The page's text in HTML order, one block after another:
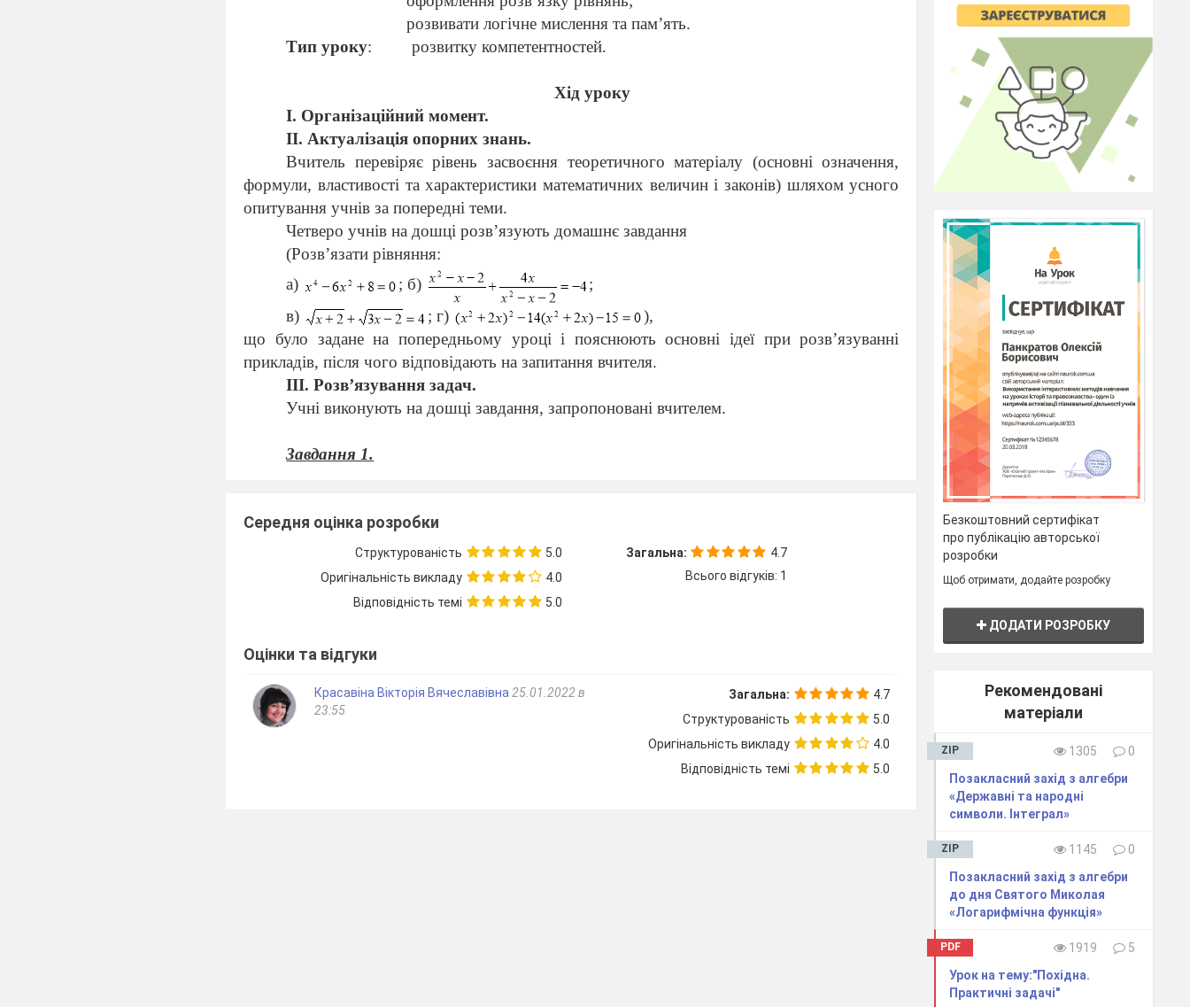
розвивати логічне мислення та пам’ять.
Тип уроку: розвитку компетентностей.
Хід уроку
I. Організаційний момент.
II. Актуалізація опорних знань.
Вчитель перевіряє рівень засвоєння теоретичного матеріалу (основні означення,
формули, властивості та характеристики математичних величин і законів) шляхом усного
опитування учнів за попередні теми.
Четверо учнів на дошці розв’язують домашнє завдання
(Розв’язати рівняння:
а)
; б)
;
в)
; г)
),
що було задане на попередньому уроці і пояснюють основні ідеї при розв’язуванні
прикладів, після чого відповідають на запитання вчителя.
III. Розв’язування задач.
Учні виконують на дошці завдання, запропоновані вчителем.
Завдання 1.
Розв’язання.
Знайдемо ОДЗ даного рівняння:
.
Звідки випливає, що
.
тоді
Середня оцінка розробки
Структурованість
5.0
Оригінальність викладу
4.0
Відповідність темі
5.0
Загальна:
4.7
Всього відгуків: 1
Оцінки та відгуки
Красавіна Вікторія Вячеславівна 25.01.2022 в
23:55
Загальна:
4.7
Структурованість
5.0
Оригінальність викладу
4.0
Відповідність темі
5.0
Безкоштовний сертифікат
про публікацію авторської
розробки
Щоб отримати, додайте розробку
ДОДАТИ РОЗРОБКУ
Рекомендовані
матеріали
ZIP 1305
0
Позакласний захід з алгебри
«Державні та народні
символи. Інтеграл»
ZIP 1145
0
Позакласний захід з алгебри
до дня Святого Миколая
«Логарифмічна функція»
PDF 1919
5
Урок на тему:"Похідна.
Практичні задачі"